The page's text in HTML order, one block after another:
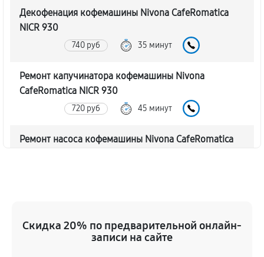
Декофенация кофемашины Nivona CafeRomatica
NICR 930
740 руб 35 минут
Ремонт капучинатора кофемашины Nivona
CafeRomatica NICR 930
720 руб 45 минут
Ремонт насоса кофемашины Nivona CafeRomatica
620 руб 45 минут
Скидка 20% по предварительной онлайн-
записи на сайте